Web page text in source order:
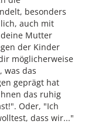
besonders
auch mit
Mutter
der Kinder
möglicherweise
was das
geprägt hat
das ruhig
Oder, "Ich
dass wir..."